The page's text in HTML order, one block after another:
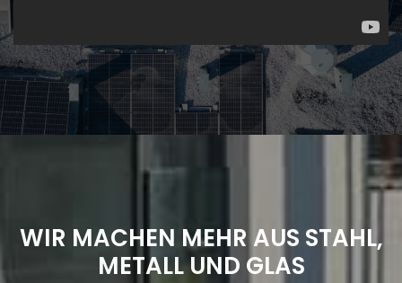
WIR MACHEN MEHR AUS STAHL,
METALL UND GLAS